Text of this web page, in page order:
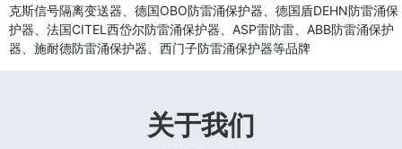
克斯信号隔离变送器、德国OBO防雷涌保护器、德国盾DEHN防雷涌保
护器、法国CITEL西岱尔防雷涌保护器、ASP雷防雷、ABB防雷涌保护
器、施耐德防雷涌保护器、西门子防雷涌保护器等品牌
关于我们